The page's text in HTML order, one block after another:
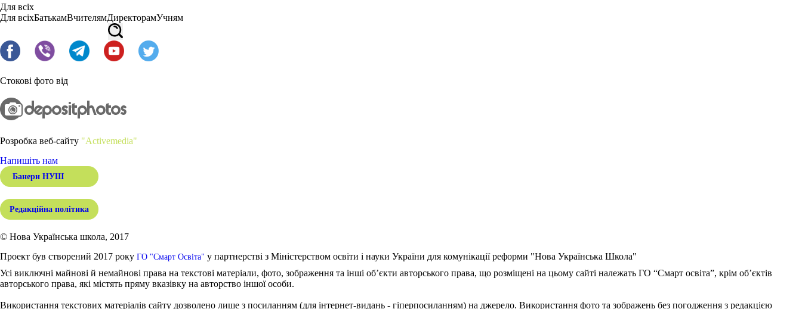
Для всіх
Для всіхБатькамВчителямДиректорамУчням
Стокові фото від
Розробка веб-сайту "Activemedia"
Напишіть нам
Банери НУШ
Редакційна політика
© Нова Українська школа, 2017
Проект був створений 2017 року ГО "Смарт Освіта" у партнерстві з Міністерством освіти і науки України для комунікації реформи "Нова Українська Школа"
Усі виключні майнові й немайнові права на текстові матеріали, фото, зображення та інші об’єкти авторського права, що розміщені на цьому сайті належать ГО “Смарт освіта”, крім об’єктів
авторського права, які містять пряму вказівку на авторство іншої особи.
Використання текстових матеріалів сайту дозволено лише з посиланням (для інтернет-видань - гіперпосиланням) на джерело. Використання фото та зображень без погодження з редакцією